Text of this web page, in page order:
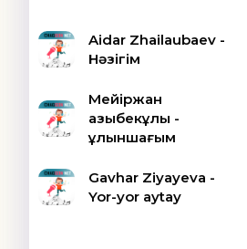
Aidar Zhailaubaev -
Нәзігім
Мейіржан
Қазыбекұлы -
Құлыншағым
Gavhar Ziyayeva -
Yor-yor aytay